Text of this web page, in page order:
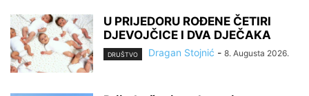
U PRIJEDORU ROĐENE ČETIRI
DJEVOJČICE I DVA DJEČAKA
DRUŠTVO Dragan Stojnić - 8. Augusta 2026.